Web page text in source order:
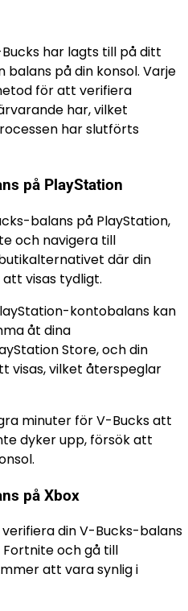
har lagts till på ditt
på din konsol. Varje
för att verifiera
har, vilket
har slutförts
på PlayStation
balans på PlayStation,
och navigera till
där din
visas tydligt.
kontobalans kan
åt dina
Store, och din
visas, vilket återspeglar
minuter för V-Bucks att
dyker upp, försök att
på Xbox
din V-Bucks-balans
och gå till
att vara synlig i